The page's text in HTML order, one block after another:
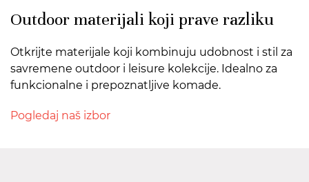
Outdoor materijali koji prave razliku
Otkrijte materijale koji kombinuju udobnost i stil za
savremene outdoor i leisure kolekcije. Idealno za
funkcionalne i prepoznatljive komade.
Pogledaj naš izbor